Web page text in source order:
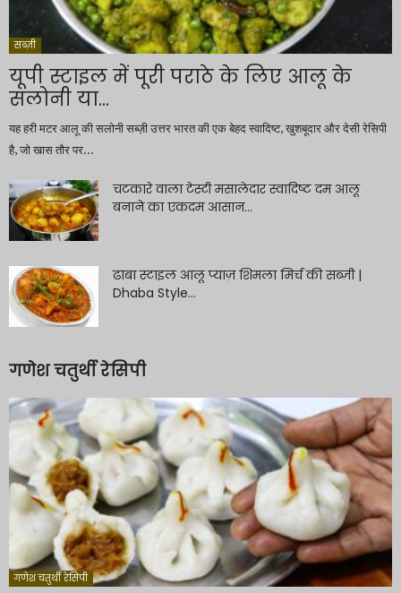
सब्ज़ी
यूपी स्टाइल में पूरी पराठे के लिए आलू के
सलोनी या...
यह हरी मटर आलू की सलोनी सब्ज़ी उत्तर भारत की एक बेहद स्वादिष्ट, खुशबूदार और देसी रेसिपी
है, जो खास तौर पर...
चटकारे वाला टेस्टी मसालेदार स्वादिष्ट दम आलू
बनाने का एकदम आसान...
ढाबा स्टाइल आलू प्याज़ शिमला मिर्च की सब्ज़ी |
Dhaba Style...
गणेश चतुर्थी रेसिपी
गणेश चतुर्थी रेसिपी